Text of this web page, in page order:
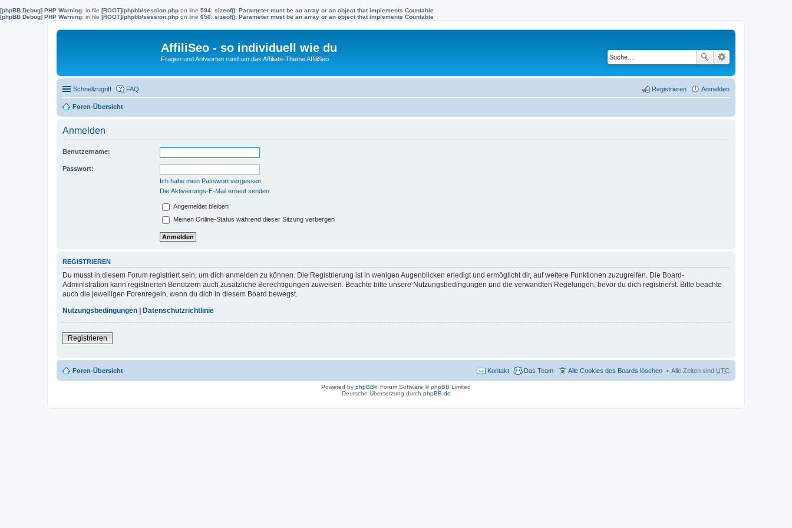
[phpBB Debug] PHP Warning: in file [ROOT]/phpbb/session.php on line 594: sizeof(): Parameter must be an array or an object that implements Countable
[phpBB Debug] PHP Warning: in file [ROOT]/phpbb/session.php on line 650: sizeof(): Parameter must be an array or an object that implements Countable
AffiliSeo - so individuell wie du
Fragen und Antworten rund um das Affiliate-Theme AffiliSeo
Schnellzugriff FAQ Anmelden
Registrieren
Foren-Übersicht
Anmelden
Benutzername:
Passwort:
Ich habe mein Passwort vergessen
Die Aktivierungs-E-Mail erneut senden
Angemeldet bleiben
Meinen Online-Status während dieser Sitzung verbergen
REGISTRIEREN
Du musst in diesem Forum registriert sein, um dich anmelden zu können. Die Registrierung ist in wenigen Augenblicken erledigt und ermöglicht dir, auf weitere Funktionen zuzugreifen. Die Board-
Administration kann registrierten Benutzern auch zusätzliche Berechtigungen zuweisen. Beachte bitte unsere Nutzungsbedingungen und die verwandten Regelungen, bevor du dich registrierst. Bitte beachte
auch die jeweiligen Forenregeln, wenn du dich in diesem Board bewegst.
Nutzungsbedingungen
Datenschutzrichtlinie
Registrieren
Foren-Übersicht Alle Zeiten sind UTC
Alle Cookies des Boards löschen
Das Team
Kontakt
Powered by phpBB® Forum Software © phpBB Limited
Deutsche Übersetzung durch phpBB.de